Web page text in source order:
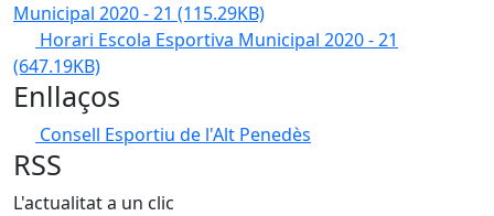
Municipal 2020 - 21 (115.29KB)
Horari Escola Esportiva Municipal 2020 - 21
(647.19KB)
Enllaços
Consell Esportiu de l'Alt Penedès
RSS
L'actualitat a un clic